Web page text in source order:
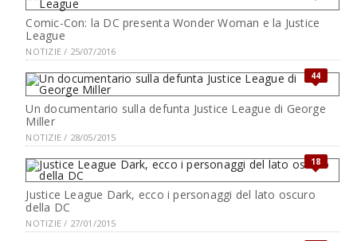
Comic-Con: la DC presenta Wonder Woman e la Justice
League
NOTIZIE / 25/07/2016
44
Un documentario sulla defunta Justice League di George
Miller
NOTIZIE / 28/05/2015
18
Justice League Dark, ecco i personaggi del lato oscuro
della DC
NOTIZIE / 27/01/2015